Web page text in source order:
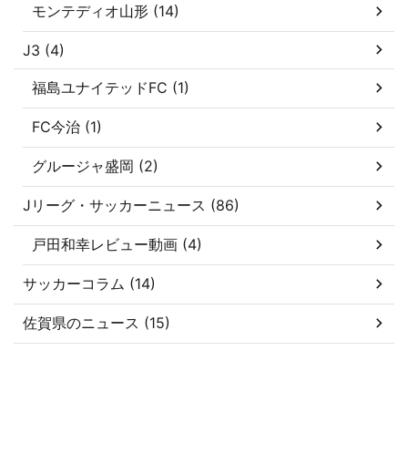
モンテディオ山形 (14)
J3 (4)
福島ユナイテッドFC (1)
FC今治 (1)
グルージャ盛岡 (2)
Jリーグ・サッカーニュース (86)
戸田和幸レビュー動画 (4)
サッカーコラム (14)
佐賀県のニュース (15)